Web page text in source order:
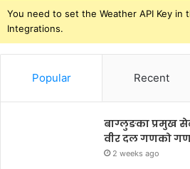
You need to set the Weather API Key in
Integrations.
Popular Recent
बाग्लुङका प्रमुख
वीर दल गणको
2 weeks ago